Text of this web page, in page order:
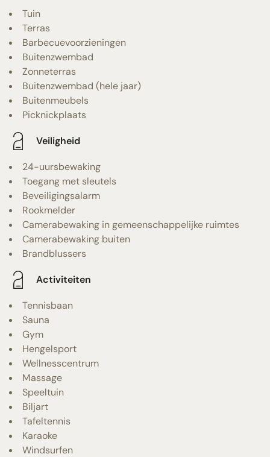
Tuin
Terras
Barbecuevoorzieningen
Buitenzwembad
Zonneterras
Buitenzwembad (hele jaar)
Buitenmeubels
Picknickplaats
Veiligheid
24-uursbewaking
Toegang met sleutels
Beveiligingsalarm
Rookmelder
Camerabewaking in gemeenschappelijke ruimtes
Camerabewaking buiten
Brandblussers
Activiteiten
Tennisbaan
Sauna
Gym
Hengelsport
Wellnesscentrum
Massage
Speeltuin
Biljart
Tafeltennis
Karaoke
Windsurfen